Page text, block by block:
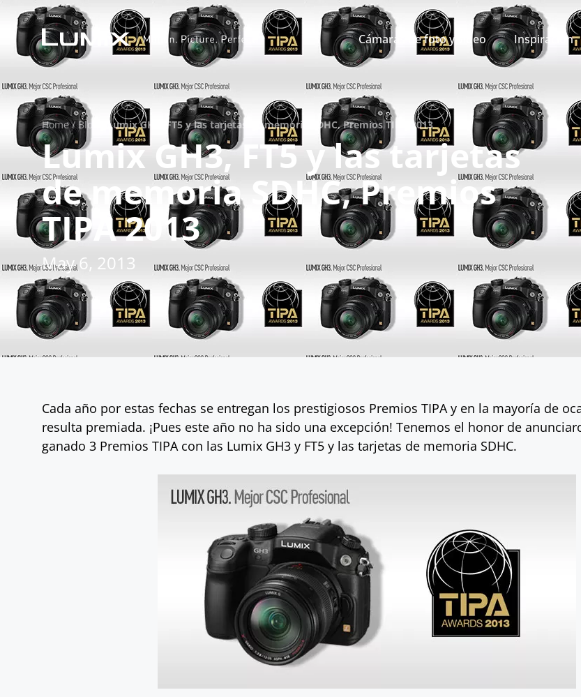
Cámaras de foto y vídeo Inspiración
Home/Blog Lumix GH3, FT5 y las tarjetas de memoria SDHC, Premios TIPA 2013
Lumix GH3, FT5 y las tarjetas
de memoria SDHC, Premios
TIPA 2013
May 6, 2013
Cada año por estas fechas se entregan los prestigiosos Premios TIPA y en la mayoría de
resulta premiada. ¡Pues este año no ha sido una excepción! Tenemos el honor de
ganado 3 Premios TIPA con las Lumix GH3 y FT5 y las tarjetas de memoria SDHC.